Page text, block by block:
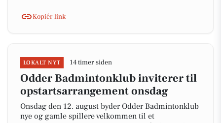
Kopiér link
LOKALT NYT 14 timer siden
Odder Badmintonklub inviterer til
opstartsarrangement onsdag
Onsdag den 12. august byder Odder Badmintonklub
nye og gamle spillere velkommen til et